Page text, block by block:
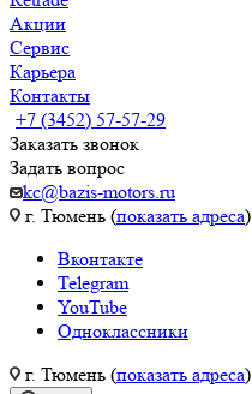
Акции
Сервис
Карьера
Контакты
+7 (3452) 57-57-29
Заказать звонок
Задать вопрос
kc@bazis-motors.ru
г. Тюмень (показать адреса)
Вконтакте
Telegram
YouTube
Одноклассники
г. Тюмень (показать адреса)